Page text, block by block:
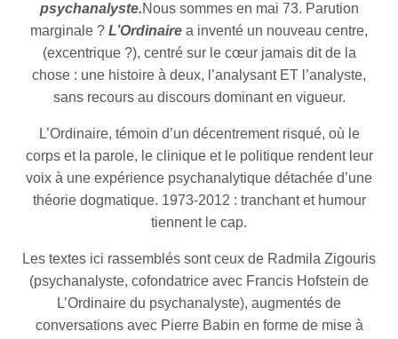
psychanalyste.Nous sommes en mai 73. Parution
marginale ? L’Ordinaire a inventé un nouveau centre,
(excentrique ?), centré sur le cœur jamais dit de la
chose : une histoire à deux, l’analysant ET l’analyste,
sans recours au discours dominant en vigueur.
L’Ordinaire, témoin d’un décentrement risqué, où le
corps et la parole, le clinique et le politique rendent leur
voix à une expérience psychanalytique détachée d’une
théorie dogmatique. 1973-2012 : tranchant et humour
tiennent le cap.
Les textes ici rassemblés sont ceux de Radmila Zigouris
(psychanalyste, cofondatrice avec Francis Hofstein de
L’Ordinaire du psychanalyste), augmentés de
conversations avec Pierre Babin en forme de mise à